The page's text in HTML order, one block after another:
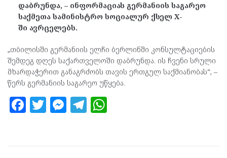
დაბრუნდა, – ინფორმაციას გერმანიის საგარეო
საქმეთა სამინისტრო სოციალურ ქსელ X-
ში ავრცელებს.
„თბილისში გერმანიის ელჩი ბერლინში კონსულტაციების
შემდეგ დღეს საქართველოში დაბრუნდა. ის ჩვენი სრული
მხარდაჭერით განაგრძობს თავის ერთგულ საქმიანობას“, –
წერს გერმანიის საგარეო უწყება.
F T M T